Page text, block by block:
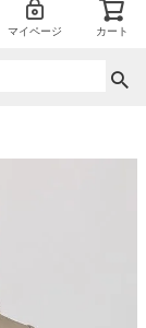
マイページ カート